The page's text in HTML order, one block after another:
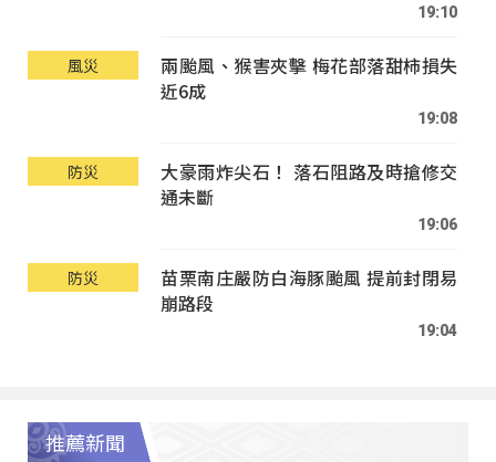
19:10
風災
兩颱風、猴害夾擊 梅花部落甜柿損失
近6成
19:08
防災
大豪雨炸尖石！ 落石阻路及時搶修交
通未斷
19:06
防災
苗栗南庄嚴防白海豚颱風 提前封閉易
崩路段
19:04
推薦新聞